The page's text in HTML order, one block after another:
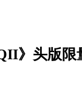
》头版限